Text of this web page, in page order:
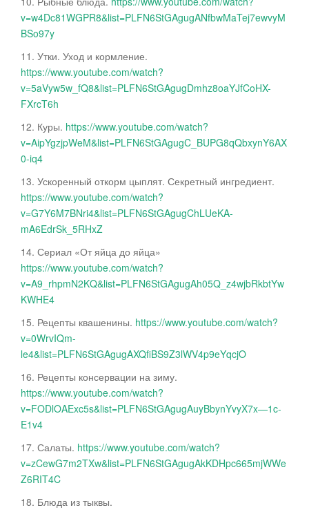
v=w4Dc81WGPR8&list=PLFN6StGAgugANfbwMaTej7ewvyM
BSo97y
11. Утки. Уход и кормление.
https://www.youtube.com/watch?
v=5aVyw5w_fQ8&list=PLFN6StGAgugDmhz8oaYJfCoHX-
FXrcT6h
12. Куры. https://www.youtube.com/watch?
v=AipYgzjpWeM&list=PLFN6StGAgugC_BUPG8qQbxynY6AX
0-iq4
13. Ускоренный откорм цыплят. Секретный ингредиент.
https://www.youtube.com/watch?
v=G7Y6M7BNri4&list=PLFN6StGAgugChLUeKA-
mA6EdrSk_5RHxZ
14. Сериал «От яйца до яйца»
https://www.youtube.com/watch?
v=A9_rhpmN2KQ&list=PLFN6StGAgugAh05Q_z4wjbRkbtYw
KWHE4
15. Рецепты квашенины. https://www.youtube.com/watch?
v=0WrvIQm-
le4&list=PLFN6StGAgugAXQfiBS9Z3lWV4p9eYqcjO
16. Рецепты консервации на зиму.
https://www.youtube.com/watch?
v=FODlOAExc5s&list=PLFN6StGAgugAuyBbynYvyX7x—1c-
E1v4
17. Салаты. https://www.youtube.com/watch?
v=zCewG7m2TXw&list=PLFN6StGAgugAkKDHpc665mjWWe
Z6RIT4C
18. Блюда из тыквы.